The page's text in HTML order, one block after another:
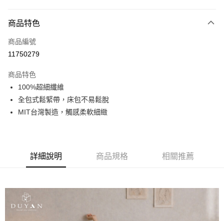
信用卡一次付款
信用卡分期付款
合作金庫商業銀行
華南商業銀行
上海商業儲蓄銀行
國泰世華商業銀行
元大商業銀行
永豐商業銀行
超商取貨付款
LINE Pay
Google Pay
大哥付你分期
相關說明
【大哥付你分期使用說明】
商品特色
商品編號
11750279
商品特色
100%超細纖維
全包式鬆緊帶，床包不易鬆脫
MIT台灣製造，觸感柔軟細緻
詳細說明 商品規格 相關推薦